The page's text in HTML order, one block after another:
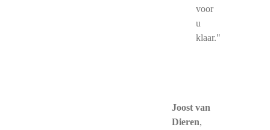
voor
u
klaar."
Joost van
Dieren,